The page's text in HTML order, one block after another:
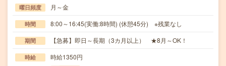
曜日頻度 月～金
時間 8:00～16:45(実働:8時間) (休憩45分) ※残業なし
期間 【急募】即日～長期（3カ月以上） ★8月～OK！
時給 時給1350円